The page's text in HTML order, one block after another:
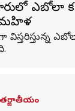
ఎబోలా
విస్తరిస్తున్న